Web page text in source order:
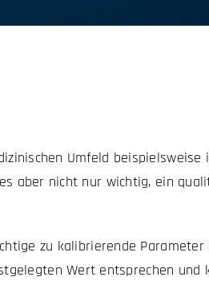
Umfeld beispielsweise
aber nicht nur wichtig, ein
zu kalibrierende
Wert entsprechen und